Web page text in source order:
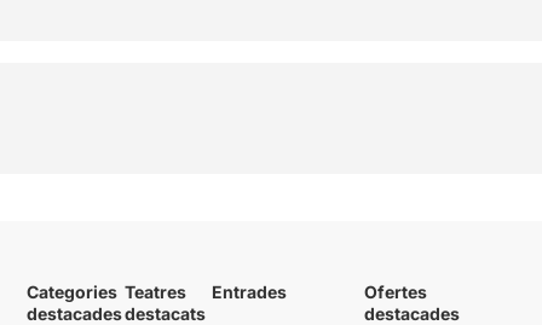
Categories
destacades
Teatres
destacats
Entrades
Ofertes
destacades